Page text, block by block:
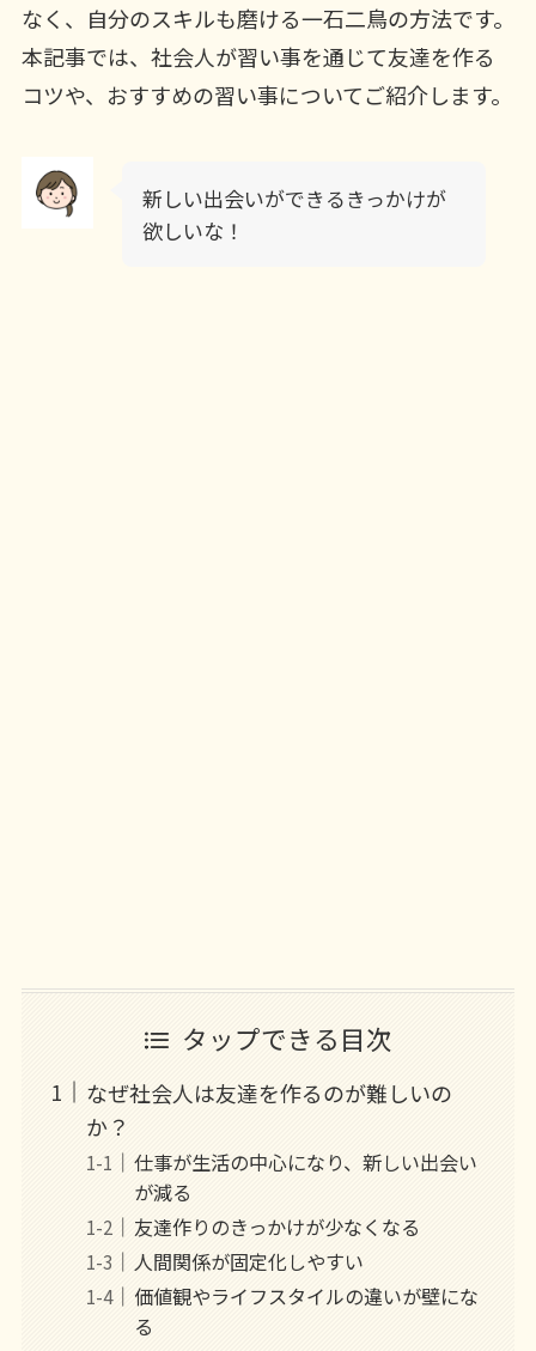
なく、自分のスキルも磨ける一石二鳥の方法です。
本記事では、社会人が習い事を通じて友達を作る
コツや、おすすめの習い事についてご紹介します。
新しい出会いができるきっかけが
欲しいな！
タップできる目次
なぜ社会人は友達を作るのが難しいの
か？
仕事が生活の中心になり、新しい出会い
が減る
友達作りのきっかけが少なくなる
人間関係が固定化しやすい
価値観やライフスタイルの違いが壁にな
る